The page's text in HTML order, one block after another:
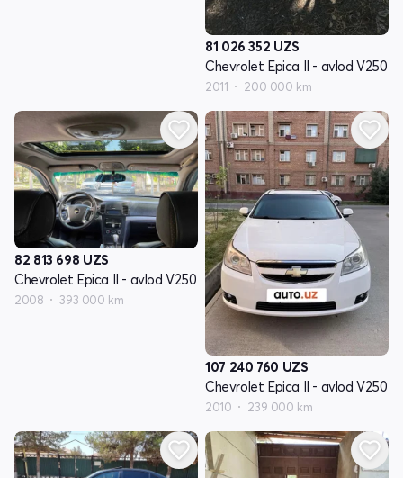
81 026 352 UZS
Chevrolet Epica II - avlod V250
2011 200 000 km
82 813 698 UZS
Chevrolet Epica II - avlod V250
2008 393 000 km
107 240 760 UZS
Chevrolet Epica II - avlod V250
2010 239 000 km